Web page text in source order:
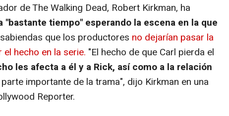
de The Walking Dead, Robert Kirkman, ha
"bastante tiempo" esperando la escena en la que
que los productores no dejarían pasar la
hecho en la serie. "El hecho de que Carl pierda el
les afecta a él y a Rick, así como a la relación
importante de la trama", dijo Kirkman en una
Reporter.